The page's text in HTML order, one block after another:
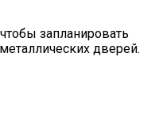
запланировать
дверей.